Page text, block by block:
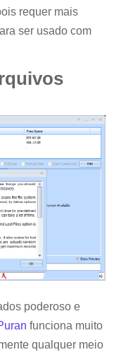
requer mais
ser usado com
poderoso e
funciona muito
qualquer meio